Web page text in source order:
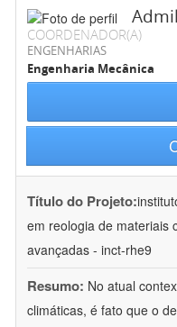
COORDENADOR(A)
ENGENHARIAS
Engenharia Mecânica
Título do Projeto:
em reologia de materiais
avançadas - inct-rhe9
Resumo: No atual
climáticas, é fato que o